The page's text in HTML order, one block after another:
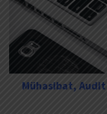
Mühasibat,